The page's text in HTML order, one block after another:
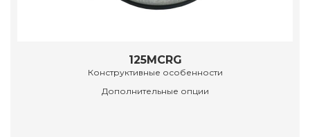
125MCRG
Конструктивные особенности
Дополнительные опции